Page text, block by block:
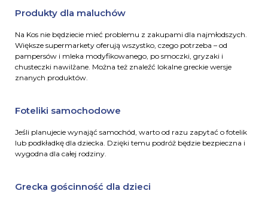
Produkty dla maluchów
Na Kos nie będziecie mieć problemu z zakupami dla najmłodszych.
Większe supermarkety oferują wszystko, czego potrzeba – od
pampersów i mleka modyfikowanego, po smoczki, gryzaki i
chusteczki nawilżane. Można też znaleźć lokalne greckie wersje
znanych produktów.
Foteliki samochodowe
Jeśli planujecie wynająć samochód, warto od razu zapytać o fotelik
lub podkładkę dla dziecka. Dzięki temu podróż będzie bezpieczna i
wygodna dla całej rodziny.
Grecka gościnność dla dzieci